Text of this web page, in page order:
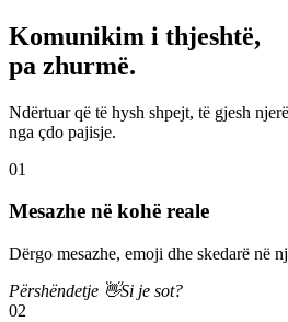
Komunikim i thjeshtë,
pa zhurmë.
Ndërtuar që të hysh shpejt, të gjesh
nga çdo pajisje.
01
Mesazhe në kohë reale
Dërgo mesazhe, emoji dhe skedarë në
Përshëndetje 👋Si je sot?
02